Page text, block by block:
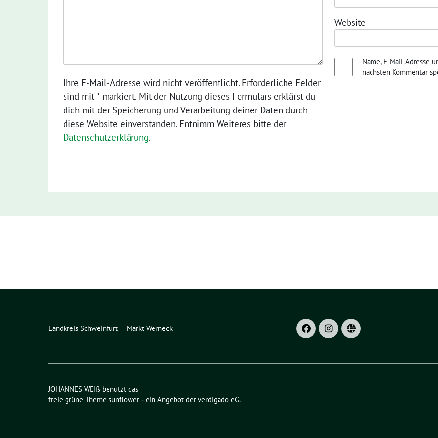
Ihre E-Mail-Adresse wird nicht veröffentlicht. Erforderliche Felder
sind mit * markiert. Mit der Nutzung dieses Formulars erklärst du
dich mit der Speicherung und Verarbeitung deiner Daten durch
diese Website einverstanden. Entnimm Weiteres bitte der
Datenschutzerklärung.
Website
Name, E-Mail-Adresse
nächsten Kommentar
Landkreis Schweinfurt Markt Werneck
JOHANNES WEIß benutzt das
freie grüne Theme sunflower ‐ ein Angebot der verdigado eG.